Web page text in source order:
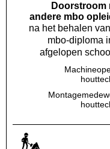
Doorstroom
andere mbo
na het behalen
mbo-diploma
afgelopen